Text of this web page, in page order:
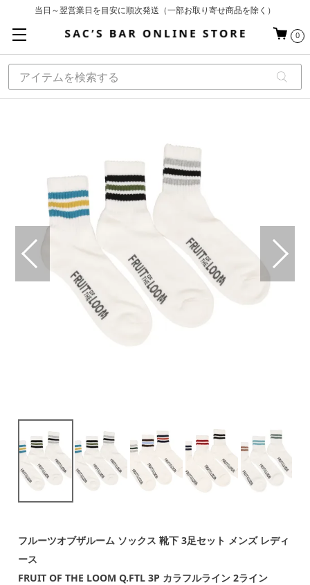
当日～翌営業日を目安に順次発送（一部お取り寄せ商品を除く）
基本配送料 ¥550(沖縄・離島を除く)
0
フルーツオブザルーム ソックス 靴下 3足セット メンズ レディ
ース
FRUIT OF THE LOOM Q.FTL 3P カラフルライン 2ライン